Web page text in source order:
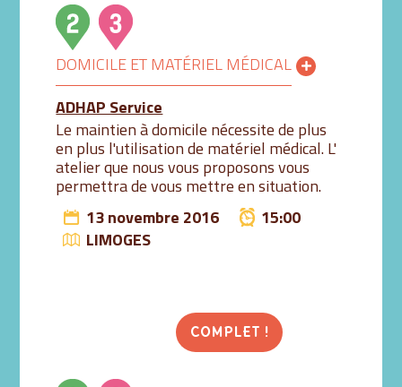
DOMICILE ET MATÉRIEL MÉDICAL
ADHAP Service
Le maintien à domicile nécessite de plus
en plus l'utilisation de matériel médical. L'
atelier que nous vous proposons vous
permettra de vous mettre en situation.
13 novembre 2016
15:00
LIMOGES
COMPLET !